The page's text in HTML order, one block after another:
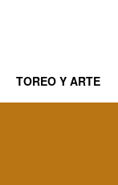
TOREO Y ARTE